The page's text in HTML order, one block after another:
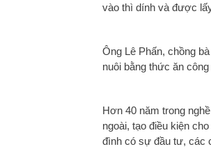
vào thì dính và được
Ông Lê Phấn, chồng
nuôi bằng thức ăn
Hơn 40 năm trong
ngoài, tạo điều kiện
đình có sự đầu tư, các